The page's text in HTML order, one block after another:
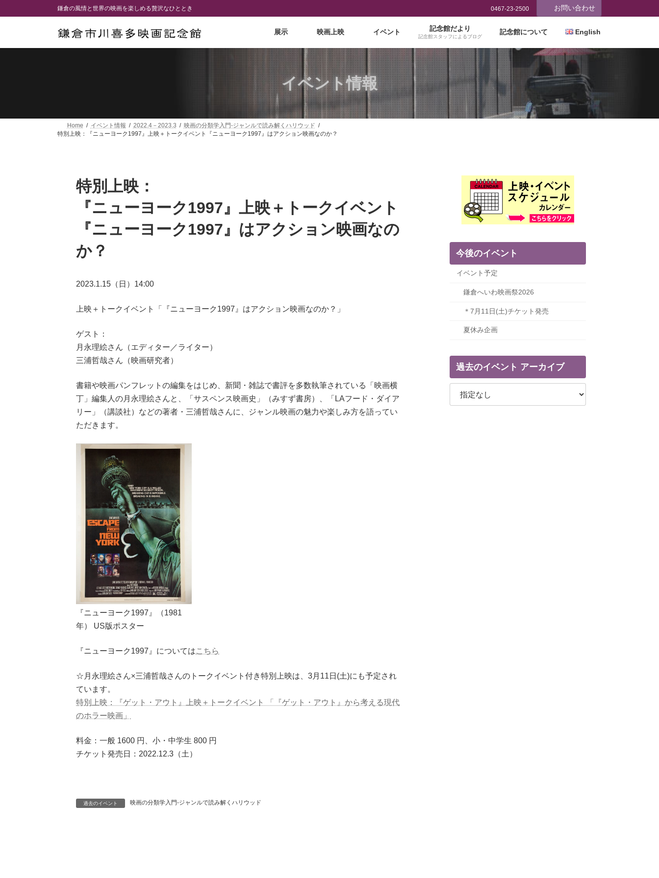
鎌倉の風情と世界の映画を楽しめる贅沢なひととき 0467-23-2500 お問い合わせ
展示 映画上映 イベント 記念館だより
記念館スタッフによるブログ
記念館について English
イベント情報
Home イベント情報 2022.4－2023.3
映画の分類学入門-ジャンルで読み解くハリウッド
特別上映：『ニューヨーク1997』上映＋トークイベント『ニューヨーク1997』はアクション映画なのか？
特別上映：
『ニューヨーク1997』上映＋トークイベント
『ニューヨーク1997』はアクション映画なの
か？
2023.1.15（日）14:00
上映＋トークイベント「『ニューヨーク1997』はアクション映画なのか？」
ゲスト：
月永理絵さん（エディター／ライター）
三浦哲哉さん（映画研究者）
書籍や映画パンフレットの編集をはじめ、新聞・雑誌で書評を多数執筆されている「映画横
丁」編集人の月永理絵さんと、「サスペンス映画史」（みすず書房）、「LAフード・ダイア
リー」（講談社）などの著者・三浦哲哉さんに、ジャンル映画の魅力や楽しみ方を語ってい
ただきます。
『ニューヨーク1997』（1981
年） US版ポスター
『ニューヨーク1997』についてはこちら
☆月永理絵さん×三浦哲哉さんのトークイベント付き特別上映は、3月11日(土)にも予定され
ています。
特別上映：『ゲット・アウト』上映＋トークイベント 「『ゲット・アウト』から考える現代
のホラー映画」
料金：一般 1600 円、小・中学生 800 円
チケット発売日：2022.12.3（土）
過去のイベント 映画の分類学入門-ジャンルで読み解くハリウッド
今後のイベント
イベント予定
鎌倉へいわ映画祭2026
＊7月11日(土)チケット発売
夏休み企画
過去のイベント アーカイブ